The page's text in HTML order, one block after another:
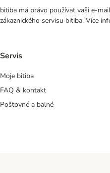
bitiba má právo používat vaši e-
zákaznického servisu bitiba. Více
Servis
Moje bitiba
FAQ & kontakt
Poštovné a balné